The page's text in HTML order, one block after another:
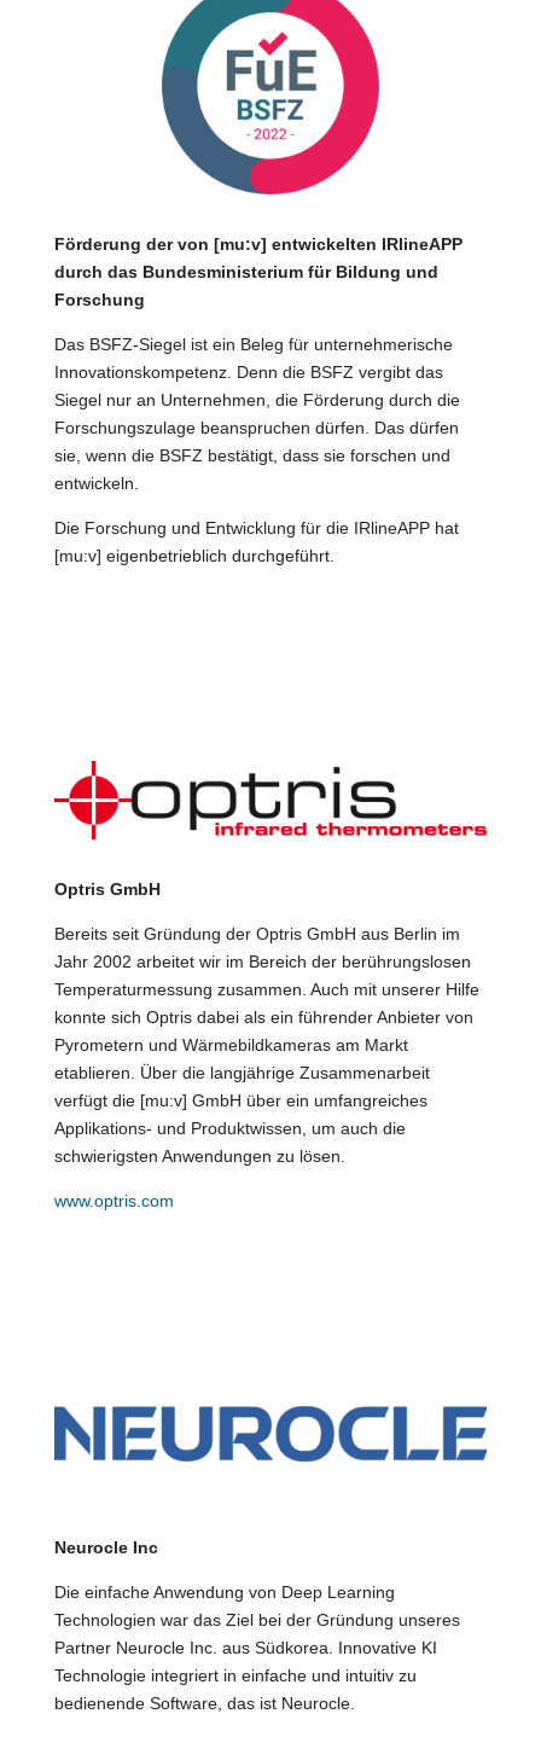
Förderung der von [mu:v] entwickelten IRlineAPP
durch das Bundesministerium für Bildung und
Forschung
Das BSFZ-Siegel ist ein Beleg für unternehmerische
Innovationskompetenz. Denn die BSFZ vergibt das
Siegel nur an Unternehmen, die Förderung durch die
Forschungszulage beanspruchen dürfen. Das dürfen
sie, wenn die BSFZ bestätigt, dass sie forschen und
entwickeln.
Die Forschung und Entwicklung für die IRlineAPP hat
[mu:v] eigenbetrieblich durchgeführt.
Optris GmbH
Bereits seit Gründung der Optris GmbH aus Berlin im
Jahr 2002 arbeitet wir im Bereich der berührungslosen
Temperaturmessung zusammen. Auch mit unserer Hilfe
konnte sich Optris dabei als ein führender Anbieter von
Pyrometern und Wärmebildkameras am Markt
etablieren. Über die langjährige Zusammenarbeit
verfügt die [mu:v] GmbH über ein umfangreiches
Applikations- und Produktwissen, um auch die
schwierigsten Anwendungen zu lösen.
www.optris.com
Neurocle Inc
Die einfache Anwendung von Deep Learning
Technologien war das Ziel bei der Gründung unseres
Partner Neurocle Inc. aus Südkorea. Innovative KI
Technologie integriert in einfache und intuitiv zu
bedienende Software, das ist Neurocle.